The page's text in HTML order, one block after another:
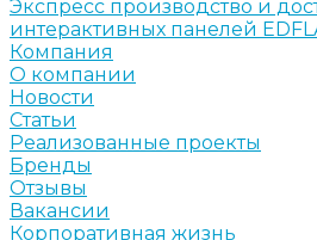
Экспресс производство и
интерактивных панелей
Компания
О компании
Новости
Статьи
Реализованные проекты
Бренды
Отзывы
Вакансии
Корпоративная жизнь